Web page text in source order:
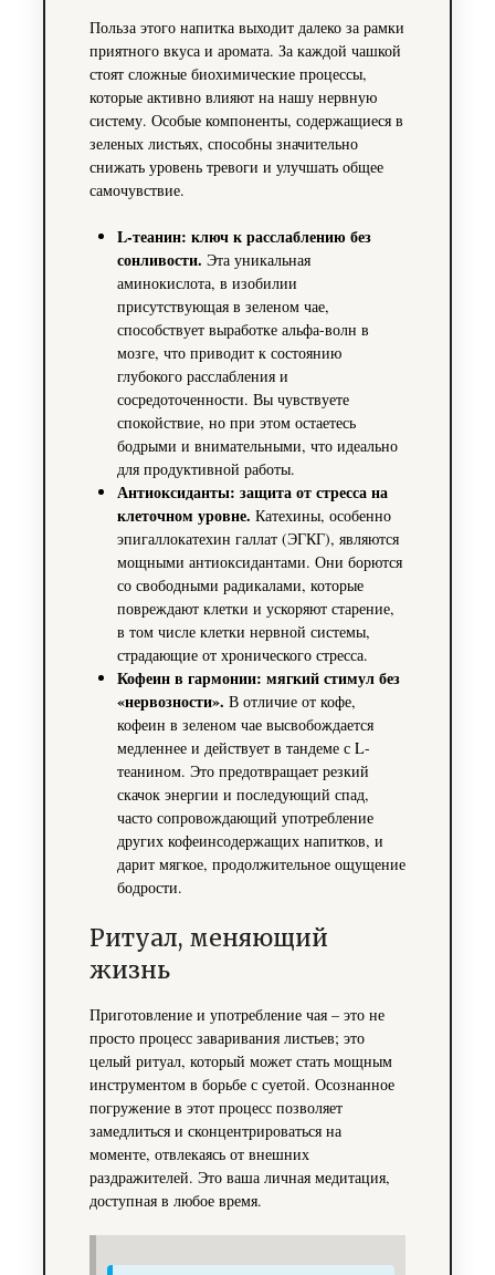
Польза этого напитка выходит далеко за рамки
приятного вкуса и аромата. За каждой чашкой
стоят сложные биохимические процессы,
которые активно влияют на нашу нервную
систему. Особые компоненты, содержащиеся в
зеленых листьях, способны значительно
снижать уровень тревоги и улучшать общее
самочувствие.
L-теанин: ключ к расслаблению без
сонливости. Эта уникальная
аминокислота, в изобилии
присутствующая в зеленом чае,
способствует выработке альфа-волн в
мозге, что приводит к состоянию
глубокого расслабления и
сосредоточенности. Вы чувствуете
спокойствие, но при этом остаетесь
бодрыми и внимательными, что идеально
для продуктивной работы.
Антиоксиданты: защита от стресса на
клеточном уровне. Катехины, особенно
эпигаллокатехин галлат (ЭГКГ), являются
мощными антиоксидантами. Они борются
со свободными радикалами, которые
повреждают клетки и ускоряют старение,
в том числе клетки нервной системы,
страдающие от хронического стресса.
Кофеин в гармонии: мягкий стимул без
«нервозности». В отличие от кофе,
кофеин в зеленом чае высвобождается
медленнее и действует в тандеме с L-
теанином. Это предотвращает резкий
скачок энергии и последующий спад,
часто сопровождающий употребление
других кофеинсодержащих напитков, и
дарит мягкое, продолжительное ощущение
бодрости.
Ритуал, меняющий
жизнь
Приготовление и употребление чая – это не
просто процесс заваривания листьев; это
целый ритуал, который может стать мощным
инструментом в борьбе с суетой. Осознанное
погружение в этот процесс позволяет
замедлиться и сконцентрироваться на
моменте, отвлекаясь от внешних
раздражителей. Это ваша личная медитация,
доступная в любое время.